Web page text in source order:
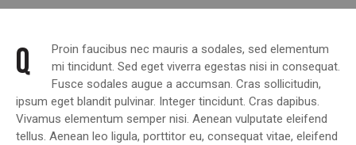
Q
Proin faucibus nec mauris a sodales, sed elementum
mi tincidunt. Sed eget viverra egestas nisi in consequat.
Fusce sodales augue a accumsan. Cras sollicitudin,
ipsum eget blandit pulvinar. Integer tincidunt. Cras dapibus.
Vivamus elementum semper nisi. Aenean vulputate eleifend
tellus. Aenean leo ligula, porttitor eu, consequat vitae, eleifend